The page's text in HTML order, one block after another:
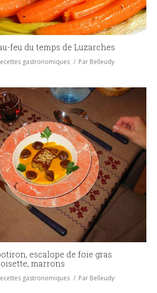
feu du temps de Luzarches
gastronomiques Par Belleudy
escalope de foie gras
marrons
gastronomiques Par Belleudy